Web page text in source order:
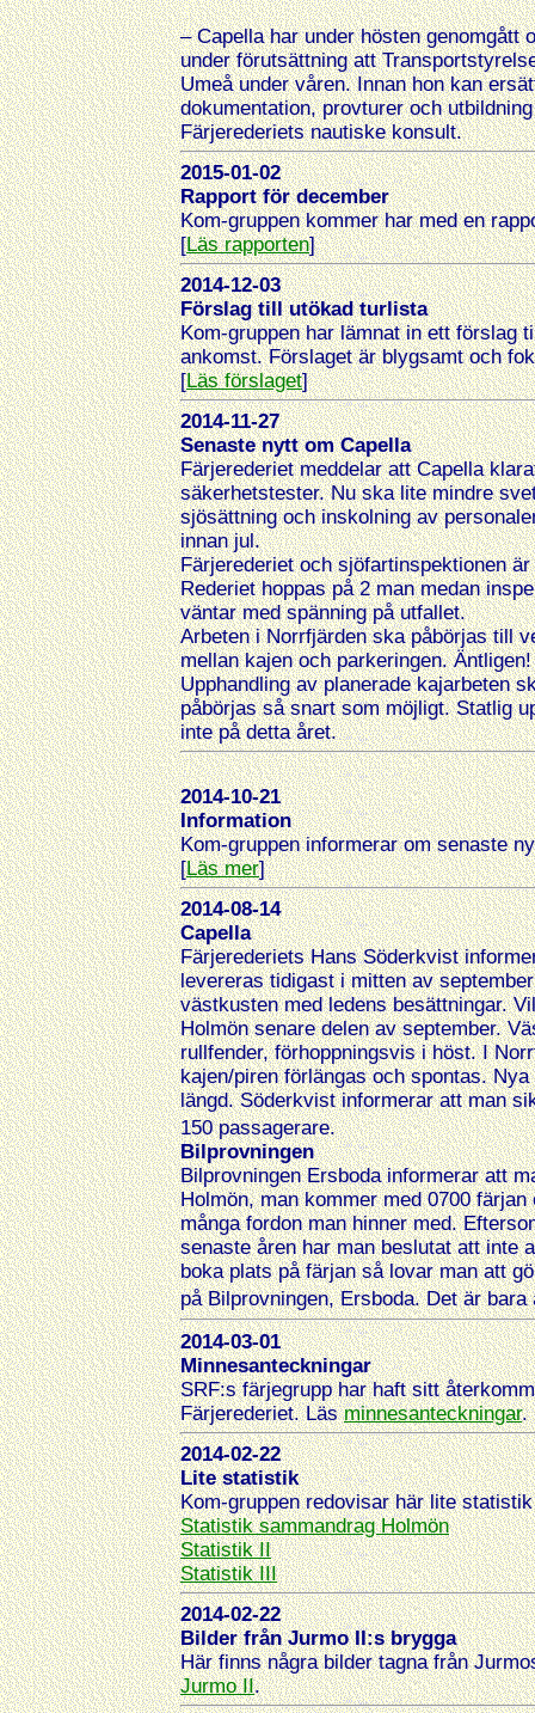
– Capella har under hösten genomgått
under förutsättning att
Umeå under våren. Innan hon kan
dokumentation, provturer och
Färjerederiets nautiske konsult.
2015-01-02
Rapport för december
Kom-gruppen kommer har med en
[Läs rapporten]
2014-12-03
Förslag till utökad turlista
Kom-gruppen har lämnat in ett förslag
ankomst. Förslaget är blygsamt och
[Läs förslaget]
2014-11-27
Senaste nytt om Capella
Färjerederiet meddelar att Capella
säkerhetstester. Nu ska lite mindre
sjösättning och inskolning av
innan jul.
Färjerederiet och sjöfartinspektionen
Rederiet hoppas på 2 man medan
väntar med spänning på utfallet.
Arbeten i Norrfjärden ska påbörjas till
mellan kajen och parkeringen. Äntligen!
Upphandling av planerade kajarbeten
påbörjas så snart som möjligt. Statlig
inte på detta året.
2014-10-21
Information
Kom-gruppen informerar om senaste
[Läs mer]
2014-08-14
Capella
Färjerederiets Hans Söderkvist
levereras tidigast i mitten av
västkusten med ledens besättningar.
Holmön senare delen av september.
rullfender, förhoppningsvis i höst. I
kajen/piren förlängas och spontas.
längd. Söderkvist informerar att man
150 passagerare.
Bilprovningen
Bilprovningen Ersboda informerar att
Holmön, man kommer med 0700
många fordon man hinner med.
senaste åren har man beslutat att inte
boka plats på färjan så lovar man att
på Bilprovningen, Ersboda. Det är bara
2014-03-01
Minnesanteckningar
SRF:s färjegrupp har haft sitt
Färjerederiet. Läsminnesanteckningar.
2014-02-22
Lite statistik
Kom-gruppen redovisar här lite
Statistik sammandrag Holmön
Statistik II
Statistik III
2014-02-22
Bilder från Jurmo II:s brygga
Här finns några bilder tagna från
Jurmo II.